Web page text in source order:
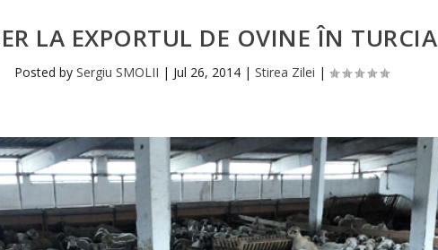
LA EXPORTUL DE OVINE ÎN TURCIA
Posted bySergiu SMOLII | Jul 26, 2014 |Stirea Zilei |